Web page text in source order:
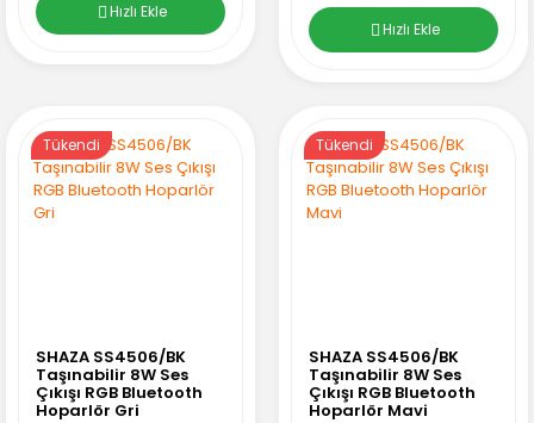
Hızlı Ekle
Hızlı Ekle
Tükendi
SHAZA SS4506/BK
Taşınabilir 8W Ses
Çıkışı RGB Bluetooth
Hoparlör Gri
Tükendi
SHAZA SS4506/BK
Taşınabilir 8W Ses
Çıkışı RGB Bluetooth
Hoparlör Mavi